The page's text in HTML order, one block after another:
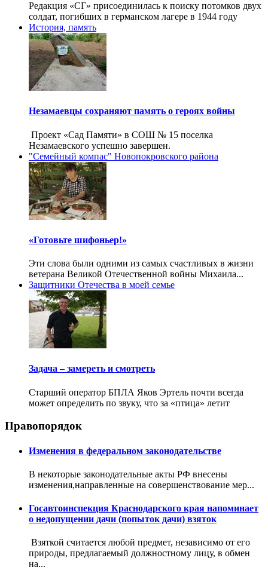
Редакция «СГ» присоединилась к поиску потомков двух
солдат, погибших в германском лагере в 1944 году
История, память
Незамаевцы сохраняют память о героях войны
Проект «Сад Памяти» в СОШ № 15 поселка
Незамаевского успешно завершен.
"Семейный компас" Новопокровского района
«Готовьте шифоньер!»
Эти слова были одними из самых счастливых в жизни
ветерана Великой Отечественной войны Михаила...
Защитники Отечества в моей семье
Задача – замереть и смотреть
Старший оператор БПЛА Яков Эртель почти всегда
может определить по звуку, что за «птица» летит
Правопорядок
Изменения в федеральном законодательстве
В некоторые законодательные акты РФ внесены
изменения,направленные на совершенствование мер...
Госавтоинспекция Краснодарского края напоминает
о недопущении дачи (попыток дачи) взяток
Взяткой считается любой предмет, независимо от его
природы, предлагаемый должностному лицу, в обмен
на...